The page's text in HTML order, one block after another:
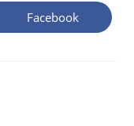
Facebook